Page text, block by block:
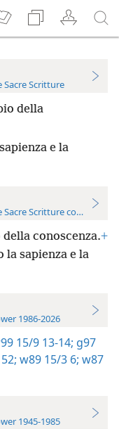
Scritture
della
e la
Scritture con
conoscenza.+
sapienza e la
1986-2026
15/9 13-14; g97
w89 15/3 6; w87
1945-1985